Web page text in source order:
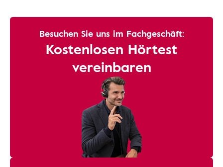
Besuchen Sie uns im Fachgeschäft:
Kostenlosen Hörtest
vereinbaren